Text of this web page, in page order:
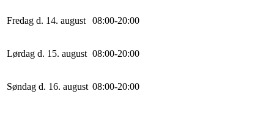
Fredag d. 14. august 08:00-20:00
Lørdag d. 15. august 08:00-20:00
Søndag d. 16. august 08:00-20:00